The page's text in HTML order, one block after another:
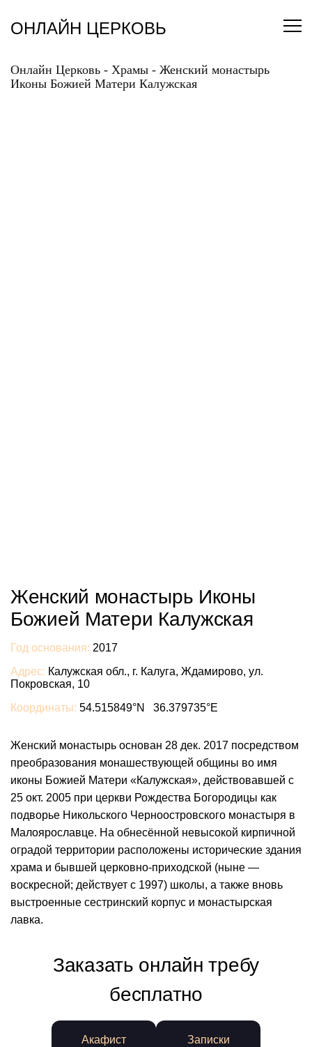
содержанию
ОНЛАЙН ЦЕРКОВЬ
Онлайн Церковь - Храмы - Женский монастырь
Иконы Божией Матери Калужская
Женский монастырь Иконы
Божией Матери Калужская
Год основания: 2017
Адрес: Калужская обл., г. Калуга, Ждамирово, ул.
Покровская, 10
Координаты: 54.515849°N 36.379735°E
Женский монастырь основан 28 дек. 2017 посредством
преобразования монашествующей общины во имя
иконы Божией Матери «Калужская», действовавшей с
25 окт. 2005 при церкви Рождества Богородицы как
подворье Никольского Черноостровского монастыря в
Малоярославце. На обнесённой невысокой кирпичной
оградой территории расположены исторические здания
храма и бывшей церковно-приходской (ныне —
воскресной; действует с 1997) школы, а также вновь
выстроенные сестринский корпус и монастырская
лавка.
Заказать онлайн требу
бесплатно
Акафист Записки